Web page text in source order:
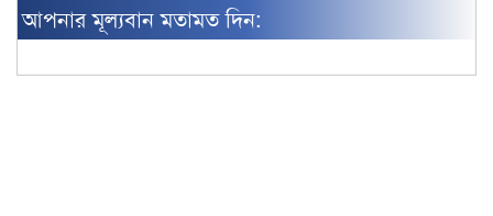
আপনার মূল্যবান মতামত দিন: